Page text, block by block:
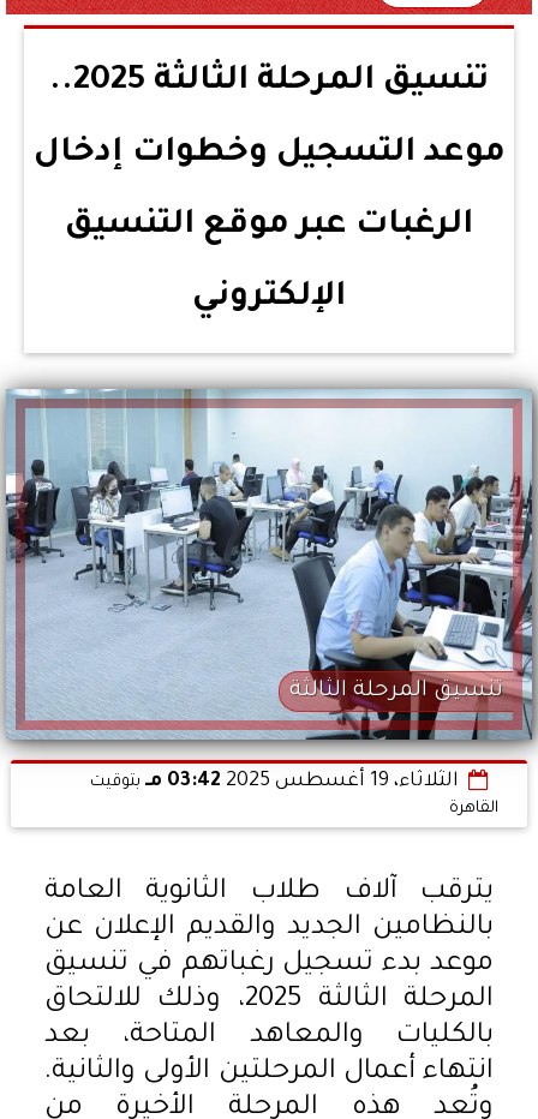
تنسيق المرحلة الثالثة 2025..
موعد التسجيل وخطوات إدخال
الرغبات عبر موقع التنسيق
الإلكتروني
تنسيق المرحلة الثالثة
الثلاثاء، 19 أغسطس 2025 03:42 مـ
بتوقيت
القاهرة
يترقب آلاف طلاب الثانوية العامة
بالنظامين الجديد والقديم الإعلان عن
موعد بدء تسجيل رغباتهم في تنسيق
المرحلة الثالثة 2025، وذلك للالتحاق
بالكليات والمعاهد المتاحة، بعد
انتهاء أعمال المرحلتين الأولى والثانية.
وتُعد هذه المرحلة الأخيرة من